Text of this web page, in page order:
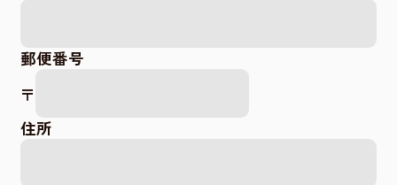
郵便番号
〒
住所